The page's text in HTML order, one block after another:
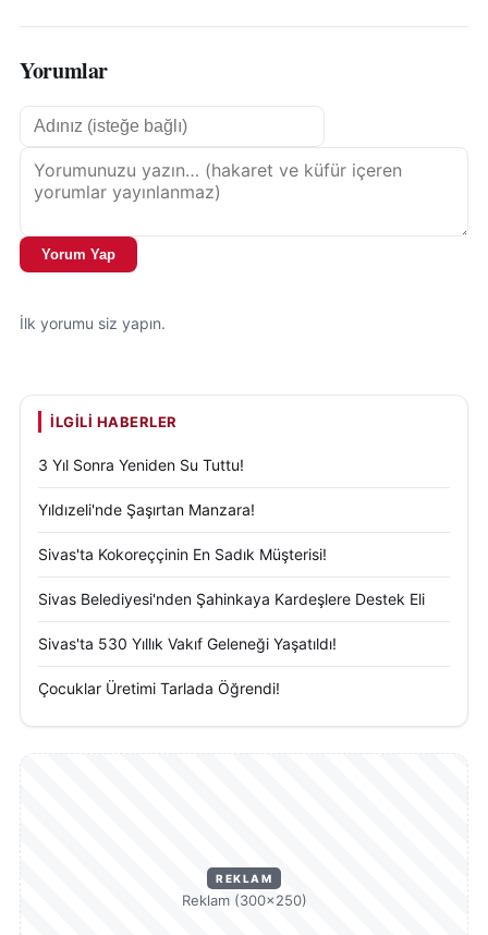
Yorumlar
Yorum Yap
İlk yorumu siz yapın.
İLGILI HABERLER
3 Yıl Sonra Yeniden Su Tuttu!
Yıldızeli'nde Şaşırtan Manzara!
Sivas'ta Kokoreççinin En Sadık Müşterisi!
Sivas Belediyesi'nden Şahinkaya Kardeşlere Destek Eli
Sivas'ta 530 Yıllık Vakıf Geleneği Yaşatıldı!
Çocuklar Üretimi Tarlada Öğrendi!
REKLAM
Reklam (300×250)